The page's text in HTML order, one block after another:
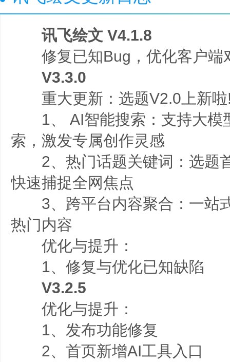
讯飞绘文 V4.1.8
修复已知Bug，优化客户端
V3.3.0
重大更新：选题V2.0上新啦
1、 AI智能搜索：支持大模
索，激发专属创作灵感
2、热门话题关键词：选题
快速捕捉全网焦点
3、跨平台内容聚合：一站
热门内容
优化与提升：
1、修复与优化已知缺陷
V3.2.5
优化与提升：
1、发布功能修复
2、首页新增AI工具入口